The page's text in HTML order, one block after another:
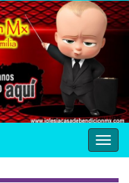
la